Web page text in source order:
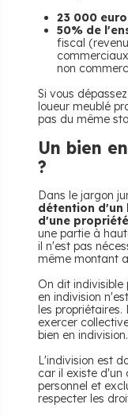
23 000
50% de
fiscal
non
Si vous
loueur meublé
pas du même
Un bien
?
Dans le jargon
détention d'un
d'une
une partie à
il n'est pas
même montant
On dit indivisible
en indivision
les
exercer
bien en indivision.
L'indivision est
car il existe d'un
personnel et
respecter les